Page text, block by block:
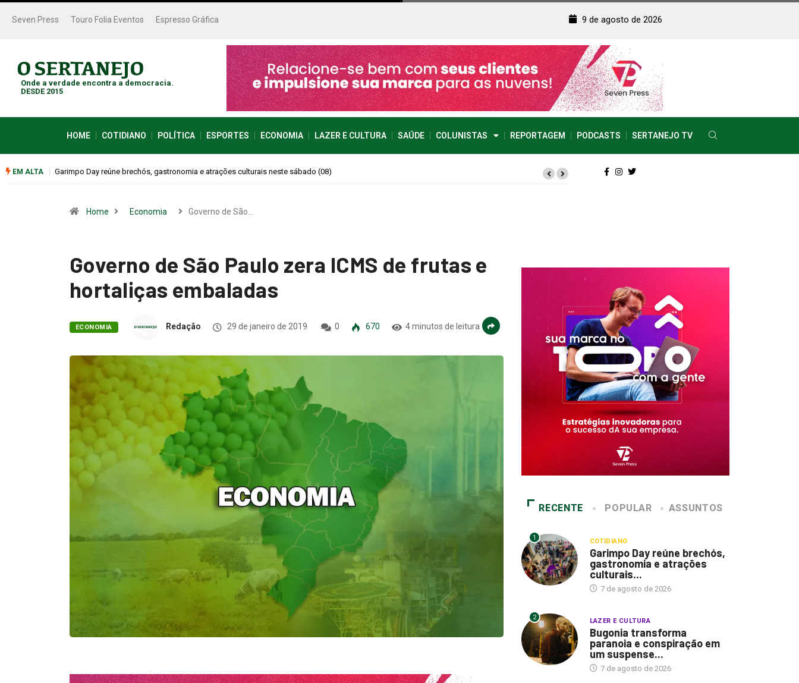
Seven Press Touro Folia Eventos Espresso Gráfica 9 de agosto de 2026
Onde a verdade encontra a democracia.
DESDE 2015
HOME COTIDIANO POLÍTICA ESPORTES ECONOMIA LAZER E CULTURA SAÚDE COLUNISTAS REPORTAGEM PODCASTS SERTANEJO TV
EM ALTA Bugonia transforma paranoia e conspiração em um suspense imprevisível
Home Economia Governo de São…
Governo de São Paulo zera ICMS de frutas e
hortaliças embaladas
ECONOMIA Redação 29 de janeiro de 2019 0 670 4 minutos de leitura
RECENTE POPULAR ASSUNTOS
1 COTIDIANO
Garimpo Day reúne brechós,
gastronomia e atrações
culturais...
7 de agosto de 2026
2 LAZER E CULTURA
Bugonia transforma
paranoia e conspiração em
um suspense...
7 de agosto de 2026